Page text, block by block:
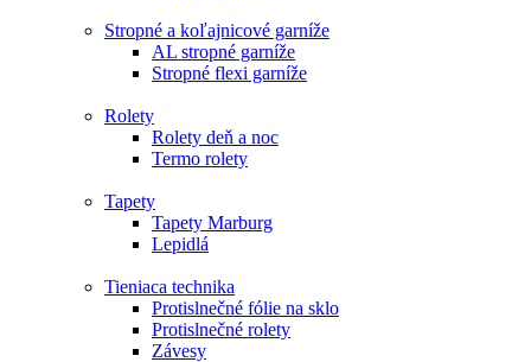
Stropné a koľajnicové garníže
AL stropné garníže
Stropné flexi garníže
Rolety
Rolety deň a noc
Termo rolety
Tapety
Tapety Marburg
Lepidlá
Tieniaca technika
Protislnečné fólie na sklo
Protislnečné rolety
Závesy